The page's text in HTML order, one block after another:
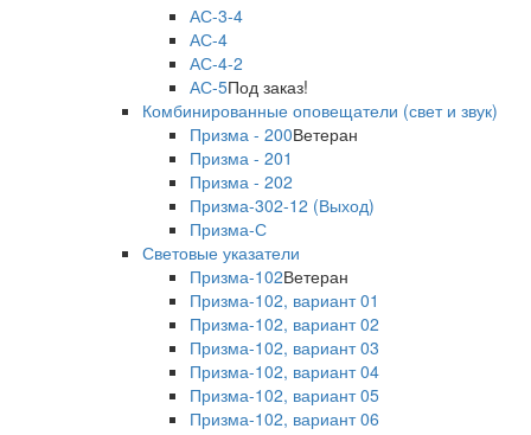
АС-3-4
АС-4
АС-4-2
АС-5Под заказ!
Комбинированные оповещатели (свет и звук)
Призма - 200Ветеран
Призма - 201
Призма - 202
Призма-302-12 (Выход)
Призма-С
Световые указатели
Призма-102Ветеран
Призма-102, вариант 01
Призма-102, вариант 02
Призма-102, вариант 03
Призма-102, вариант 04
Призма-102, вариант 05
Призма-102, вариант 06